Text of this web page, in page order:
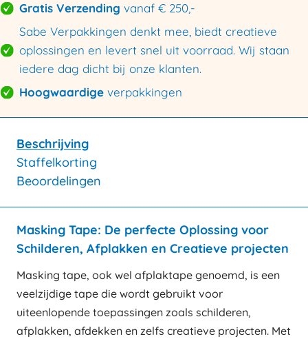
Gratis Verzending vanaf € 250,-
Sabe Verpakkingen denkt mee, biedt creatieve
oplossingen en levert snel uit voorraad. Wij staan
iedere dag dicht bij onze klanten.
Hoogwaardige verpakkingen
Beschrijving
Staffelkorting
Beoordelingen
Masking Tape: De perfecte Oplossing voor
Schilderen, Afplakken en Creatieve projecten
Masking tape, ook wel afplaktape genoemd, is een
veelzijdige tape die wordt gebruikt voor
uiteenlopende toepassingen zoals schilderen,
afplakken, afdekken en zelfs creatieve projecten. Met